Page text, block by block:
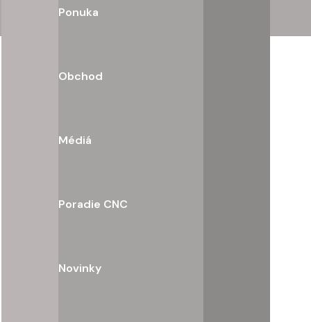
Ponuka
Obchod
Médiá
Poradie CNC
Novinky